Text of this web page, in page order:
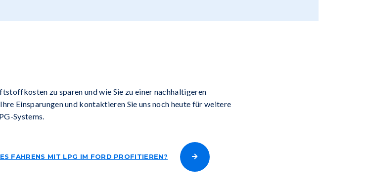
zu sparen und wie Sie zu einer nachhaltigeren
Einsparungen und kontaktieren Sie uns noch heute für weitere
Systems.
FAHRENS MIT LPG IM FORD PROFITIEREN?